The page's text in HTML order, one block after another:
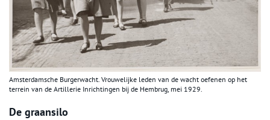
Amsterdamsche Burgerwacht. Vrouwelijke leden van de wacht oefenen op het
terrein van de Artillerie Inrichtingen bij de Hembrug, mei 1929.
De graansilo